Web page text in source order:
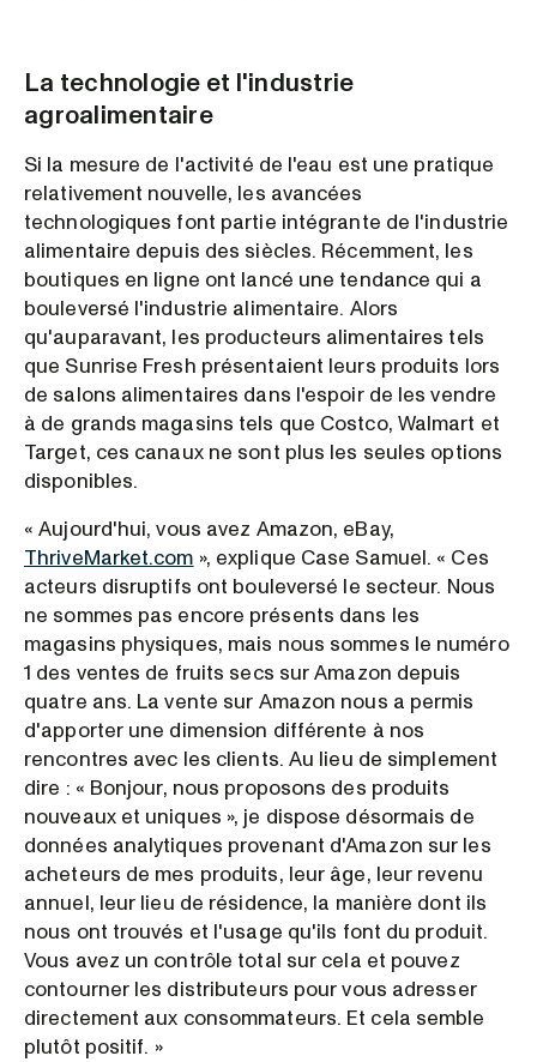
La technologie et l'industrie
agroalimentaire
Si la mesure de l'activité de l'eau est une pratique
relativement nouvelle, les avancées
technologiques font partie intégrante de l'industrie
alimentaire depuis des siècles. Récemment, les
boutiques en ligne ont lancé une tendance qui a
bouleversé l'industrie alimentaire. Alors
qu'auparavant, les producteurs alimentaires tels
que Sunrise Fresh présentaient leurs produits lors
de salons alimentaires dans l'espoir de les vendre
à de grands magasins tels que Costco, Walmart et
Target, ces canaux ne sont plus les seules options
disponibles.
« Aujourd'hui, vous avez Amazon, eBay,
ThriveMarket.com », explique Case Samuel. « Ces
acteurs disruptifs ont bouleversé le secteur. Nous
ne sommes pas encore présents dans les
magasins physiques, mais nous sommes le numéro
1 des ventes de fruits secs sur Amazon depuis
quatre ans. La vente sur Amazon nous a permis
d'apporter une dimension différente à nos
rencontres avec les clients. Au lieu de simplement
dire : « Bonjour, nous proposons des produits
nouveaux et uniques », je dispose désormais de
données analytiques provenant d'Amazon sur les
acheteurs de mes produits, leur âge, leur revenu
annuel, leur lieu de résidence, la manière dont ils
nous ont trouvés et l'usage qu'ils font du produit.
Vous avez un contrôle total sur cela et pouvez
contourner les distributeurs pour vous adresser
directement aux consommateurs. Et cela semble
plutôt positif. »